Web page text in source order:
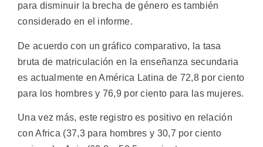
para disminuir la brecha de género es también
considerado en el informe.
De acuerdo con un gráfico comparativo, la tasa
bruta de matriculación en la enseñanza secundaria
es actualmente en América Latina de 72,8 por ciento
para los hombres y 76,9 por ciento para las mujeres.
Una vez más, este registro es positivo en relación
con Africa (37,3 para hombres y 30,7 por ciento